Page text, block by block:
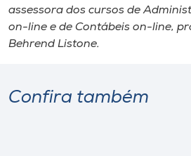
Selecione
assessora dos cursos de
on-line e de Contábeis on-line,
Behrend Listone.
Confira também